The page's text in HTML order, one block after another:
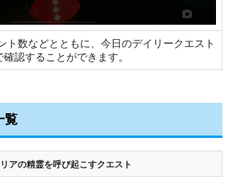
数などとともに、今日のデイリークエスト
認することができます。
覧
アの精霊を呼び起こすクエスト